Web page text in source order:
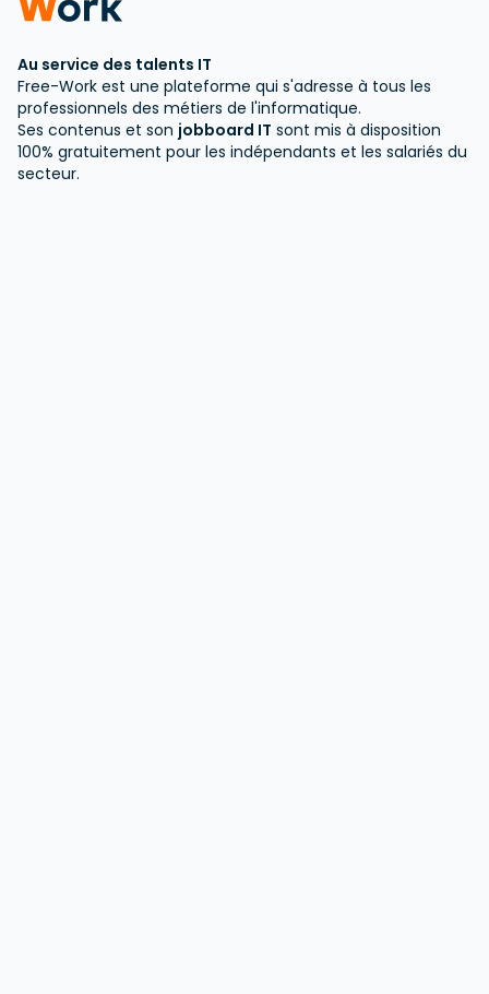
Au service des talents IT
Free-Work est une plateforme qui s'adresse à tous les
professionnels des métiers de l'informatique.
Ses contenus et son jobboard IT sont mis à disposition
100% gratuitement pour les indépendants et les salariés du
secteur.